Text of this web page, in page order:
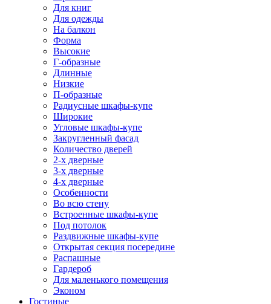
Для книг
Для одежды
На балкон
Форма
Высокие
Г-образные
Длинные
Низкие
П-образные
Радиусные шкафы-купе
Широкие
Угловые шкафы-купе
Закругленный фасад
Количество дверей
2-х дверные
3-х дверные
4-х дверные
Особенности
Во всю стену
Встроенные шкафы-купе
Под потолок
Раздвижные шкафы-купе
Открытая секция посередине
Распашные
Гардероб
Для маленького помещения
Эконом
Гостиные